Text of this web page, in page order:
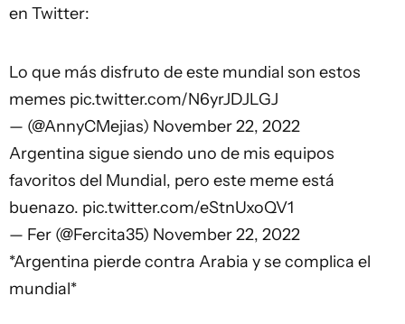
en Twitter:
Lo que más disfruto de este mundial son estos
memes pic.twitter.com/N6yrJDJLGJ
— (@AnnyCMejias) November 22, 2022
Argentina sigue siendo uno de mis equipos
favoritos del Mundial, pero este meme está
buenazo. pic.twitter.com/eStnUxoQV1
— Fer (@Fercita35) November 22, 2022
*Argentina pierde contra Arabia y se complica el
mundial*